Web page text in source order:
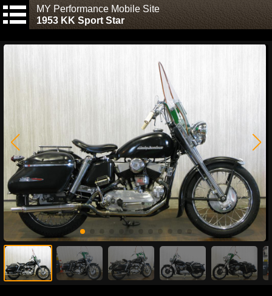
MY Performance Mobile Site
1953 KK Sport Star